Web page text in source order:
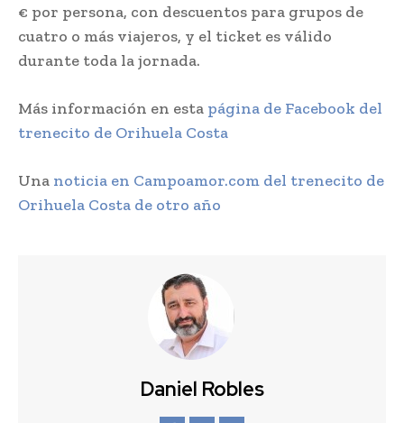
€ por persona, con descuentos para grupos de
cuatro o más viajeros, y el ticket es válido
durante toda la jornada.
Más información en esta página de Facebook del
trenecito de Orihuela Costa
Una noticia en Campoamor.com del trenecito de
Orihuela Costa de otro año
Daniel Robles